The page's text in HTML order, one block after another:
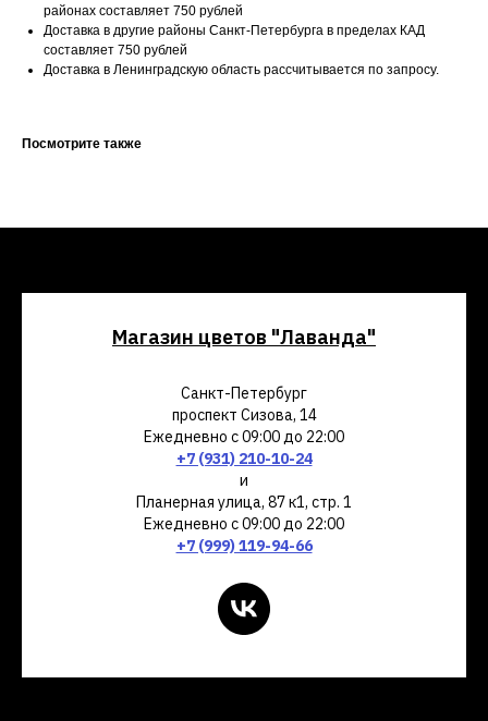
районах составляет 750 рублей
Доставка в другие районы Санкт-Петербурга в пределах КАД
составляет 750 рублей
Доставка в Ленинградскую область рассчитывается по запросу.
Посмотрите также
Магазин цветов "Лаванда"
Санкт-Петербург
проспект Сизова, 14
Ежедневно с 09:00 до 22:00
+7 (931) 210-10-24
и
Планерная улица, 87 к1, стр. 1
Ежедневно с 09:00 до 22:00
+7 (999) 119-94-66